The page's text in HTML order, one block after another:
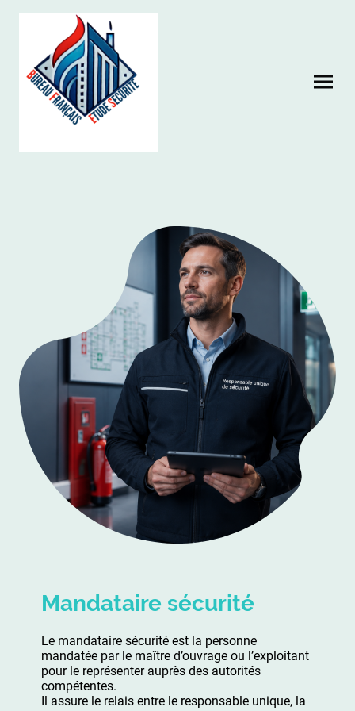
Mandataire sécurité
Le mandataire sécurité est la personne
mandatée par le maître d’ouvrage ou l’exploitant
pour le représenter auprès des autorités
compétentes.
Il assure le relais entre le responsable unique, la